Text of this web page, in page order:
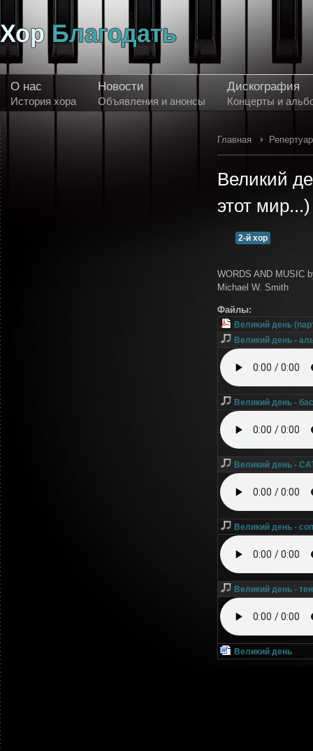
О нас
История хора
Новости
Объявления и анонсы
Дискография
Концерты и
Главная Репертуар
Великий
этот мир...)
2-й хор
WORDS AND MUSIC
Michael W. Smith
Файлы:
Великий день
Великий день -
Великий день -
Великий день -
Великий день -
Великий день -
Великий день